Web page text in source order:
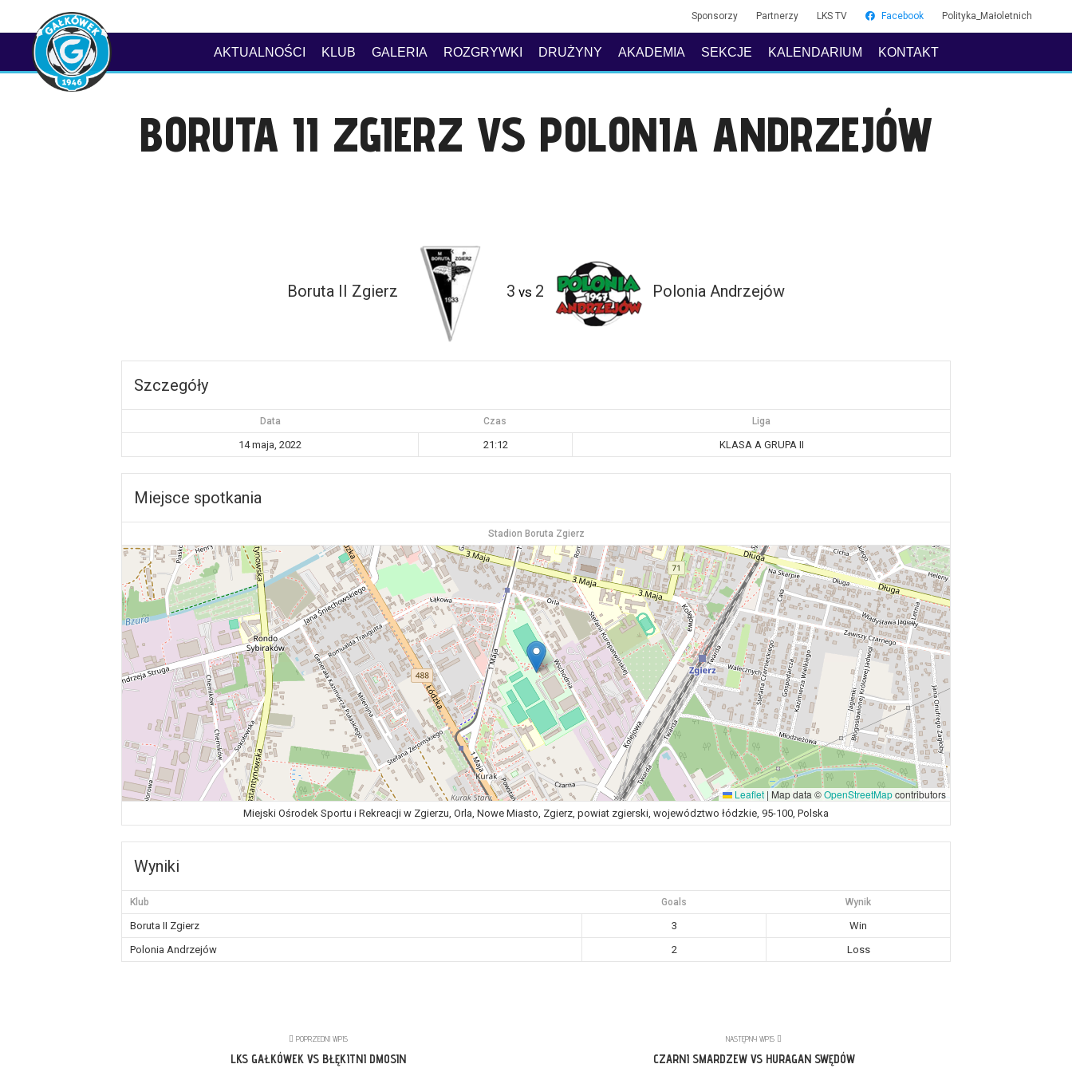
Sponsorzy Partnerzy LKS TV Facebook Polityka_Małoletnich
AKTUALNOŚCI KLUB GALERIA ROZGRYWKI DRUŻYNY AKADEMIA SEKCJE KALENDARIUM KONTAKT
BORUTA II ZGIERZ VS POLONIA ANDRZEJÓW
Boruta II Zgierz 3 vs 2 Polonia Andrzejów
Szczegóły
Data Czas Liga
14 maja, 2022 21:12 KLASA A GRUPA II
Miejsce spotkania
Stadion Boruta Zgierz
Leaflet | Map data ©OpenStreetMapcontributors
Miejski Ośrodek Sportu i Rekreacji w Zgierzu, Orla, Nowe Miasto, Zgierz, powiat zgierski, województwo łódzkie, 95-100, Polska
Wyniki
Klub Goals Wynik
Boruta II Zgierz 3
Win
Polonia Andrzejów
2 Loss
POPRZEDNI WPIS
LKS GAŁKÓWEK VS BŁĘKITNI DMOSIN
NASTĘPNY WPIS
CZARNI SMARDZEW VS HURAGAN SWĘDÓW